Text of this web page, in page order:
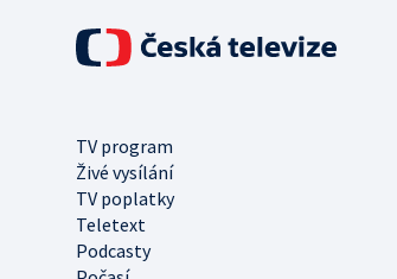
TV program
Živé vysílání
TV poplatky
Teletext
Podcasty